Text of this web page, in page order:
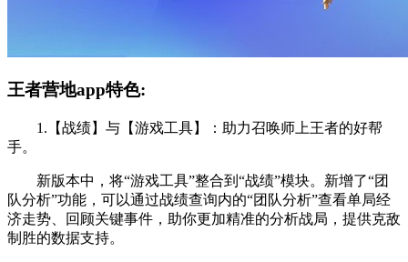
王者营地app特色:
1.【战绩】与【游戏工具】：助力召唤师上王者的好帮
手。
新版本中，将“游戏工具”整合到“战绩”模块。新增了“团
队分析”功能，可以通过战绩查询内的“团队分析”查看单局经
济走势、回顾关键事件，助你更加精准的分析战局，提供克敌
制胜的数据支持。